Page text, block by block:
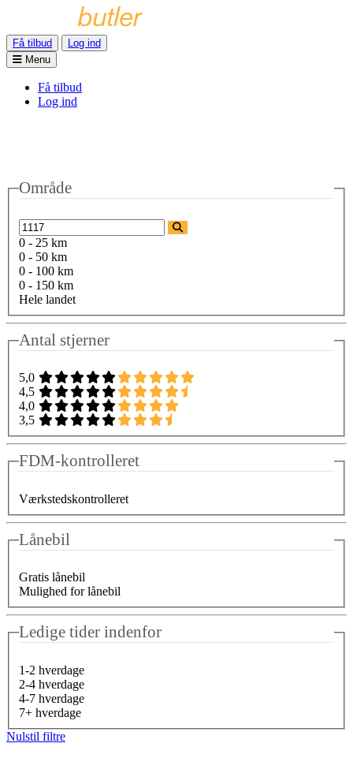
Få tilbud
Log ind
Menu
Få tilbud
Log ind
Område
0 - 25 km
0 - 50 km
0 - 100 km
0 - 150 km
Hele landet
Antal stjerner
5,0
4,5
4,0
3,5
FDM-kontrolleret
Værkstedskontrolleret
Lånebil
Gratis lånebil
Mulighed for lånebil
Ledige tider indenfor
1-2 hverdage
2-4 hverdage
4-7 hverdage
7+ hverdage
Nulstil filtre